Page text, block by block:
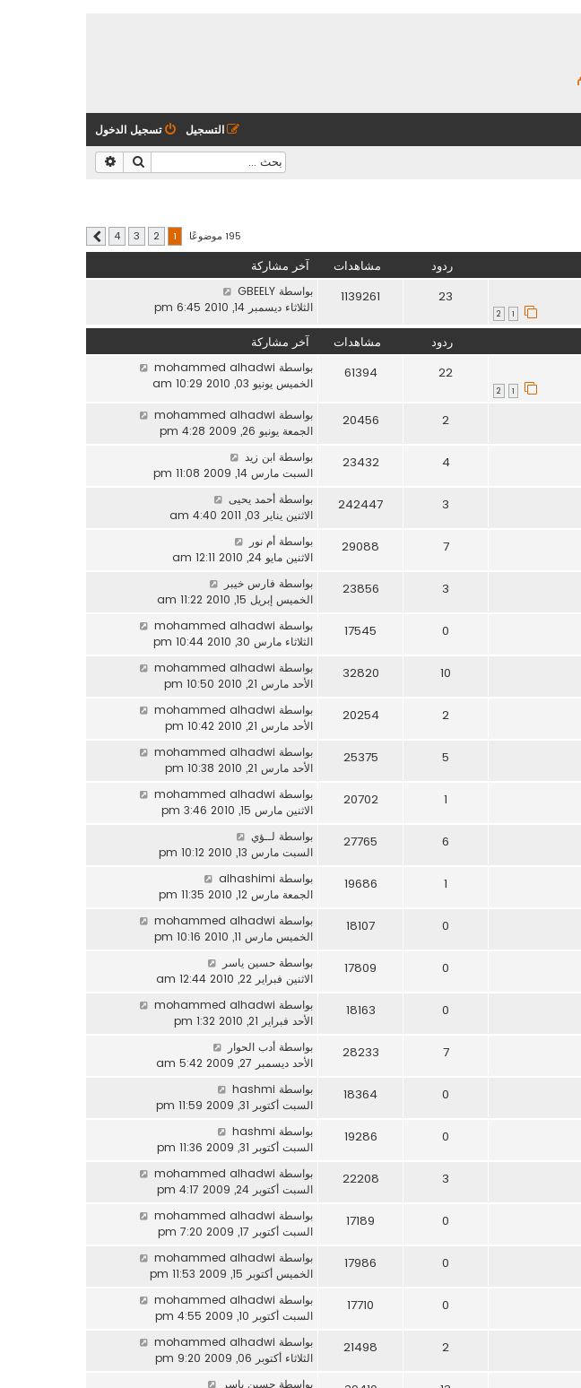
تسجيل الدخول التسجيل
بحث
195 موضوعًا 1
2
3
4 التالي
ردود مشاهدات آخر مشاركة
1
2
23
1139261 بواسطة GBEELY
الثلاثاء ديسمبر 14, 2010 6:45 pm
ردود مشاهدات آخر مشاركة
1
2
22
61394 بواسطة mohammed alhadwi
الخميس يونيو 03, 2010 10:29 am
2
20456 بواسطة mohammed alhadwi
الجمعة يونيو 26, 2009 4:28 pm
4
23432 بواسطة ابن زيد
السبت مارس 14, 2009 11:08 pm
3
242447 بواسطة أحمد يحيى
الاثنين يناير 03, 2011 4:40 am
7
29088 بواسطة أم نور
الاثنين مايو 24, 2010 12:11 am
3
23856 بواسطة فارس خيبر
الخميس إبريل 15, 2010 11:22 am
0
17545 بواسطة mohammed alhadwi
الثلاثاء مارس 30, 2010 10:44 pm
10
32820 بواسطة mohammed alhadwi
الأحد مارس 21, 2010 10:50 pm
2
20254 بواسطة mohammed alhadwi
الأحد مارس 21, 2010 10:42 pm
5
25375 بواسطة mohammed alhadwi
الأحد مارس 21, 2010 10:38 pm
1
20702 بواسطة mohammed alhadwi
الاثنين مارس 15, 2010 3:46 pm
6
27765 بواسطة لــؤي
السبت مارس 13, 2010 10:12 pm
1
19686 بواسطة alhashimi
الجمعة مارس 12, 2010 11:35 pm
0
18107 بواسطة mohammed alhadwi
الخميس مارس 11, 2010 10:16 pm
0
17809 بواسطة حسين ياسر
الاثنين فبراير 22, 2010 12:44 am
0
18163 بواسطة mohammed alhadwi
الأحد فبراير 21, 2010 1:32 pm
7
28233 بواسطة أدب الحوار
الأحد ديسمبر 27, 2009 5:42 am
0
18364 بواسطة hashmi
السبت أكتوبر 31, 2009 11:59 pm
0
19286 بواسطة hashmi
السبت أكتوبر 31, 2009 11:36 pm
3
22208 بواسطة mohammed alhadwi
السبت أكتوبر 24, 2009 4:17 pm
0
17189 بواسطة mohammed alhadwi
السبت أكتوبر 17, 2009 7:20 pm
0
17986 بواسطة mohammed alhadwi
الخميس أكتوبر 15, 2009 11:53 pm
0
17710 بواسطة mohammed alhadwi
السبت أكتوبر 10, 2009 4:55 pm
2
21498 بواسطة mohammed alhadwi
الثلاثاء أكتوبر 06, 2009 9:20 pm
بواسطة حسين ياسر